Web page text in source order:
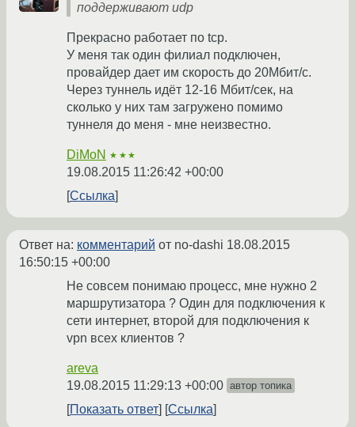
поддерживают udp
Прекрасно работает по tcp.
У меня так один филиал подключен,
провайдер дает им скорость до 20Мбит/с.
Через туннель идёт 12-16 Мбит/сек, на
сколько у них там загружено помимо
туннеля до меня - мне неизвестно.
DiMoN ★★★
19.08.2015 11:26:42 +00:00
Ссылка
Ответ на: комментарий от no-dashi 18.08.2015
16:50:15 +00:00
Не совсем понимаю процесс, мне нужно 2
маршрутизатора ? Один для подключения к
сети интернет, второй для подключения к
vpn всех клиентов ?
areva
19.08.2015 11:29:13 +00:00 автор топика
Показать ответ Ссылка